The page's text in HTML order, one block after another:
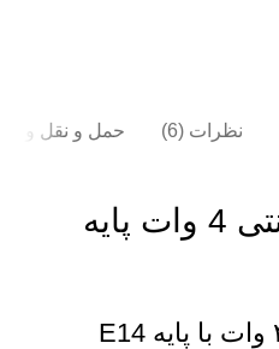
نظرات (6) حمل و نقل و
لامپ اشکی فیلامنتی 4 وات پایه
لامپ اشکی فیلامنتی ۴ وات با پایه E14